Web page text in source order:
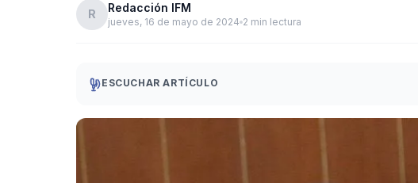
R Redacción IFM
jueves, 16 de mayo de 2024 2 min lectura
ESCUCHAR ARTÍCULO